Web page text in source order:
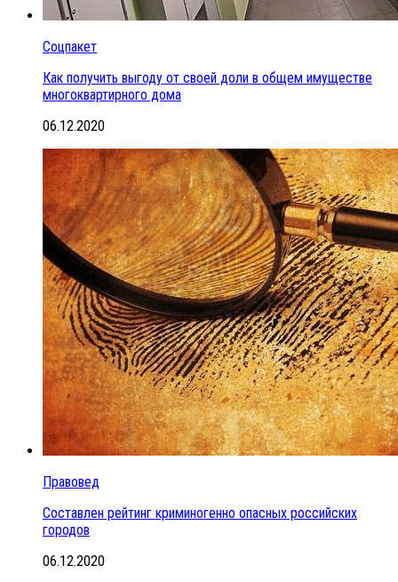
Соцпакет
Как получить выгоду от своей доли в общем имуществе
многоквартирного дома
06.12.2020
Правовед
Составлен рейтинг криминогенно опасных российских
городов
06.12.2020